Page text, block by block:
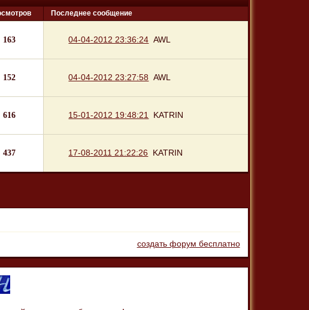
Последнее сообщение
163 04-04-2012 23:36:24 AWL
152 04-04-2012 23:27:58 AWL
616 15-01-2012 19:48:21 KATRIN
437 17-08-2011 21:22:26 KATRIN
создать форум бесплатно